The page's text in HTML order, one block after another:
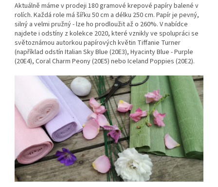
Aktuálně máme v prodeji 180 gramové krepové papíry balené v
rolích. Každá role má šířku 50 cm a délku 250 cm. Papír je pevný,
silný a velmi pružný - lze ho prodloužit až o 260%. V nabídce
najdete i odstíny z kolekce 2020, které vznikly ve spolupráci se
světoznámou autorkou papírových květin Tiffanie Turner
(například odstín Italian Sky Blue (20E3), Hyacinty Blue - Purple
(20E4), Coral Charm Peony (20E5) nebo Iceland Poppies (20E2).